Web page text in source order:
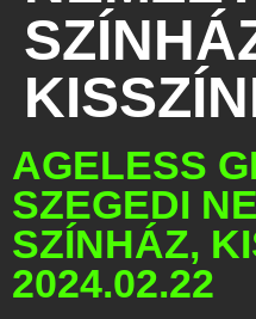
AGELESS
SZEGEDI
SZÍNHÁZ,
2024.02.22